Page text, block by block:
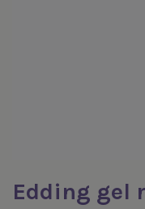
Edding gel